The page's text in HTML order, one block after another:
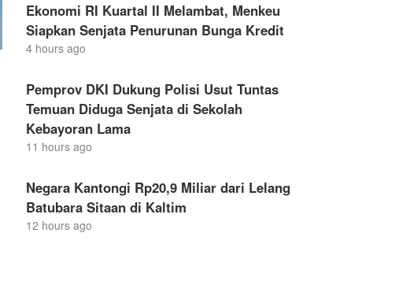
Ekonomi RI Kuartal II Melambat, Menkeu
Siapkan Senjata Penurunan Bunga Kredit
4 hours ago
Pemprov DKI Dukung Polisi Usut Tuntas
Temuan Diduga Senjata di Sekolah
Kebayoran Lama
11 hours ago
Negara Kantongi Rp20,9 Miliar dari Lelang
Batubara Sitaan di Kaltim
12 hours ago